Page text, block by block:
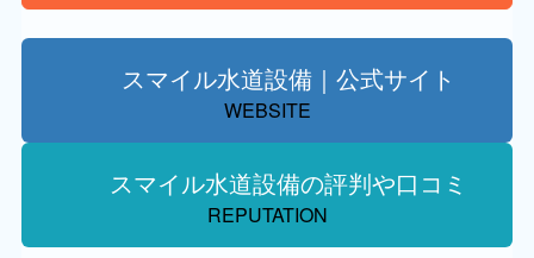
スマイル水道設備｜公式サイト
WEBSITE
スマイル水道設備の評判や口コミ
REPUTATION